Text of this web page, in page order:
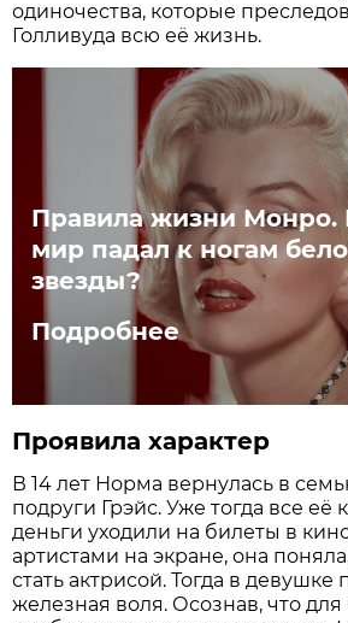
одиночества, которые
Голливуда всю её жизнь.
Правила жизни Мoнpo.
мир падал к ногам
звезды?
Подробнее
Проявила характер
В 14 лет Норма вернулась в
подруги Грэйс. Уже тогда все её
деньги уходили на билеты в
артистами на экране, она
стать актрисой. Тогда в девушке
железная воля. Осознав, что